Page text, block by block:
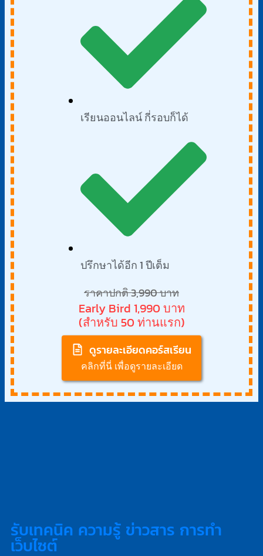
เรียนออนไลน์ กี่รอบก็ได้
ปรึกษาได้อีก 1 ปีเต็ม
ราคาปกติ 3,990 บาท
Early Bird 1,990 บาท
(สำหรับ 50 ท่านแรก)
ดูรายละเอียดคอร์สเรียน
คลิกที่นี่ เพื่อดูรายละเอียด
รับเทคนิค ความรู้ ข่าวสาร การทำ
เว็บไซต์